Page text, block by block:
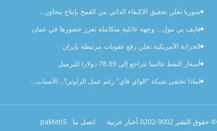
سوريا تعلن تحقيق الاكتفاء الذاتي من القمح بإنتاج يتجاوز...
فايف بي مول... وجهة عائلية متكاملة تعزز حضورها في عمان
الخزانة الأمريكية تعلن رفع عقوبات مرتبطة بإيران
أسعار النفط عالميا تتراجع إلى 78.89 دولارا للبرميل
لماذا تختفي شبكة "الواي فاي" رغم عمل الراوتر؟.. الأسباب...
© حقوق النشر 2009-2020 أخبار عربية اتصل بنا SiteMap